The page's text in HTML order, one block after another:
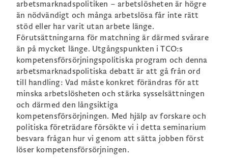
arbetsmarknadspolitiken – arbetslösheten är högre
än nödvändigt och många arbetslösa får inte rätt
stöd eller har varit utan arbete länge.
Förutsättningarna för matchning är därmed svårare
än på mycket länge. Utgångspunkten i TCO:s
kompetensförsörjningspolitiska program och denna
arbetsmarknadspolitiska debatt är att gå från ord
till handling: Vad måste konkret förändras för att
minska arbetslösheten och stärka sysselsättningen
och därmed den långsiktiga
kompetensförsörjningen. Med hjälp av forskare och
politiska företrädare försökte vi i detta seminarium
besvara frågan hur vi genom att sätta jobben först
löser kompetensförsörjningen.